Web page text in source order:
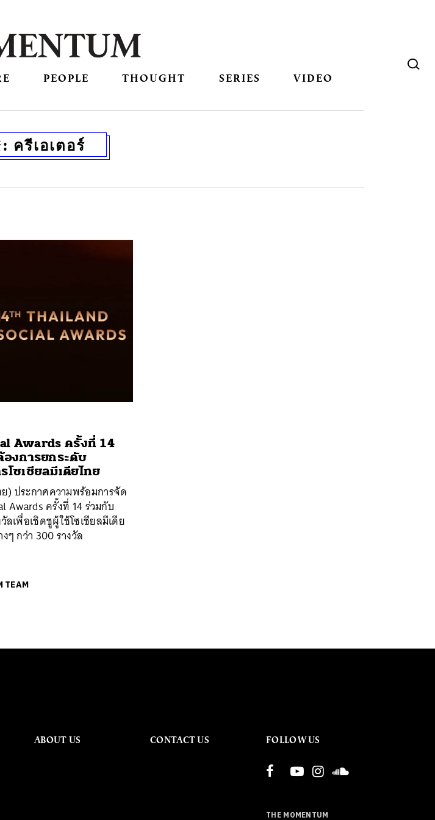
PEOPLE THOUGHT SERIES VIDEO
ครีเอเตอร์
Awards ครั้งที่ 14
งการยกระดับ
โซเชียลมีเดียไทย
) ประกาศความพร้อมการจัด
Awards ครั้งที่ 14 ร่วมกับ
ลเพื่อเชิดชูผู้ใช้โซเชียลมีเดีย
ๆ กว่า 300 รางวัล
TEAM
ABOUT US CONTACT US FOLLOW US
THE MOMENTUM
LINE EMAIL